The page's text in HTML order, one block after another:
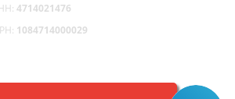
4714021476
1084714000029